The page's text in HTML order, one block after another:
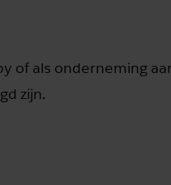
of als onderneming
zijn.